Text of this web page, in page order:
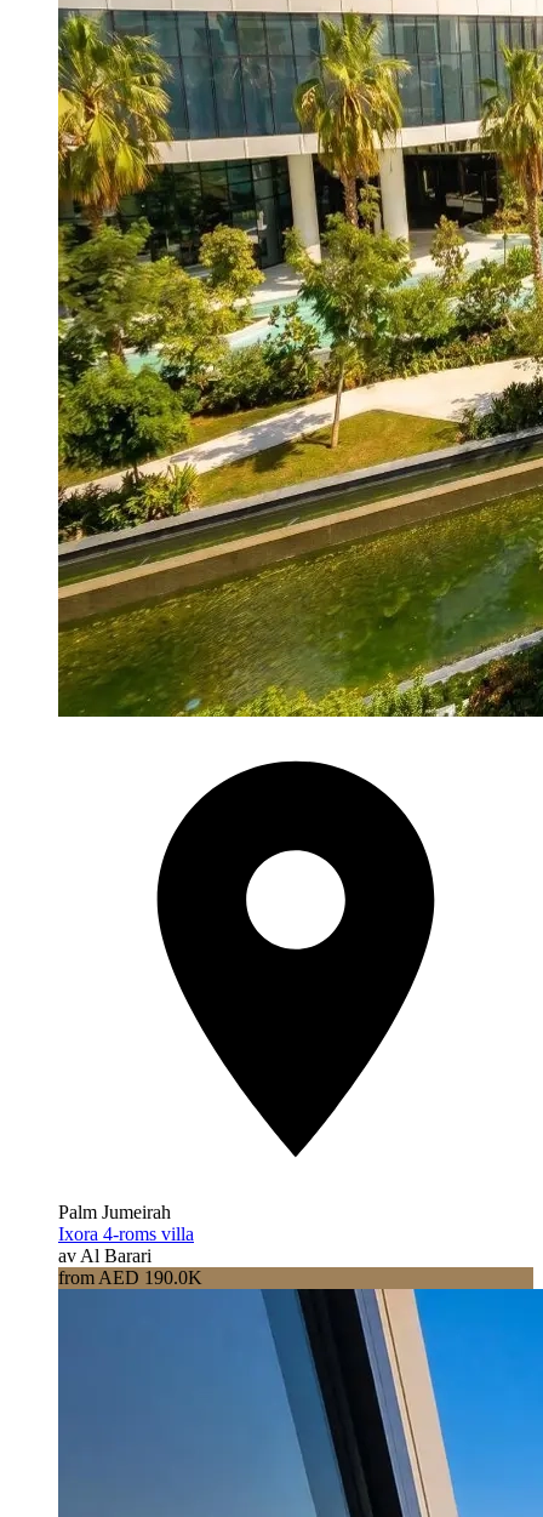
Palm Jumeirah
Ixora 4-roms villa
av Al Barari
from AED 190.0K